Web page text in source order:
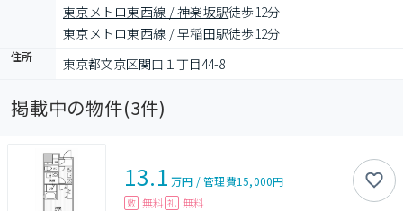
東京メトロ東西線 / 神楽坂駅徒歩12分
東京メトロ東西線 / 早稲田駅徒歩12分
住所 東京都文京区関口１丁目44-8
掲載中の物件(3件)
13.1 万円 /管理費15,000円
敷 無料 礼 無料